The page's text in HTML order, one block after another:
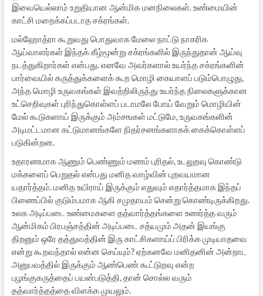
இவையெல்லாம் உறுதியான ஆன்மிக மனநிலைகள். உண்மையின்
காட்சி மறைக்கப்படாத சக்ரங்கள்.
மல்ஹோத்ரா கூறுவது பொதுவாக மேலை நாட்டு நாகரிக
ஆய்வாளர்கள் இந்தக் கீழ்மூன்று சக்ரங்களில் இருந்துதான் ஆய்வு
நடத்துகிறார்கள் என்பது. எனவே அவர்களால் உயர்ந்த சக்ரங்களின்
பார்வையில் கருத்துக்களைக் கூற மொழி கையாளப் படும்பொழுது,
அந்த மொழி உருவகங்கள் இவற்றிலிருந்து உயர்ந்த நிலைகளுக்கான
உட்செறிவுகள் புரிந்துகொள்ளப் படாமலே போய் வேறும் மொழியின்
மேல் கூடுகளாய் இருக்கும் அம்சஙகள் மட்டுமே, உருவகங்களின்
அடிமட்டமான கட்டுமானங்களே நிதர்சனங்களாகக் கைக்கொள்ளப்
படுகின்றன.
உதாரணமாக ஆணும் பெண்ணும் மணம் புரிதல், உடலுறவு கொண்டு
மக்களைப் பெறுதல் என்பது மனித வாழ்வின் புறவயமான
யதார்த்தம். மனித உயிராய் இருக்கும் எதுவும் எதார்த்தமாக இந்தப்
பிணைப்பில் குடும்பமாக ஆகி சமுதாயம் சென்று கொண்டிருக்கிறது.
உலக அடிப்படை உண்மைகளை தத்வார்த்தங்களை உணர்த்த வரும்
ஆன்மிகம் பிரபஞ்சத்தின் அடிப்படை சத்யமும் அதன் இயங்கு
திறனும் ஒரே தத்துவத்தின் இரு காட்சிகளாய்ப் பிரிக்க முடியாதவை
என்று கூறவந்தால் என்ன செய்யும்? ஏற்கனவே மனிதனின் அன்றாட
அனுபவத்தில் இருக்கும் ஆண்பெண் கூட்டுறவு என்ற
புழங்குகருத்தைப் பயன்படுத்தி, தான் சொல்ல வரும்
தத்வார்த்தத்தை விளக்க முயலும்.